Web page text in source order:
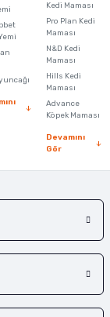
Kedi Maması
Pro Plan Kedi
Maması
N&D Kedi
Maması
Hills Kedi
Maması
Advance
Köpek Maması
Devamını
Gör